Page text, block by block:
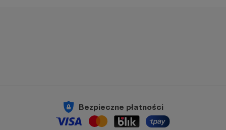
Bezpieczne płatności